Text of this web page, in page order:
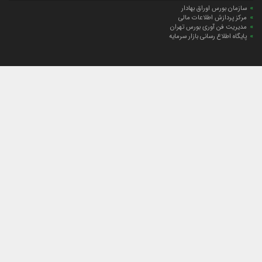
سازمان بورس اوراق بهادار
مرکز پردازش اطلاعات مالی
مدیریت فن آوری بورس تهران
پایگاه اطلاع رسانی بازار سرمایه
ارتباط با صندوق